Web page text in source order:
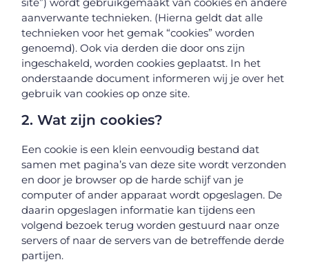
site”) wordt gebruikgemaakt van cookies en andere
aanverwante technieken. (Hierna geldt dat alle
technieken voor het gemak “cookies” worden
genoemd). Ook via derden die door ons zijn
ingeschakeld, worden cookies geplaatst. In het
onderstaande document informeren wij je over het
gebruik van cookies op onze site.
2. Wat zijn cookies?
Een cookie is een klein eenvoudig bestand dat
samen met pagina’s van deze site wordt verzonden
en door je browser op de harde schijf van je
computer of ander apparaat wordt opgeslagen. De
daarin opgeslagen informatie kan tijdens een
volgend bezoek terug worden gestuurd naar onze
servers of naar de servers van de betreffende derde
partijen.